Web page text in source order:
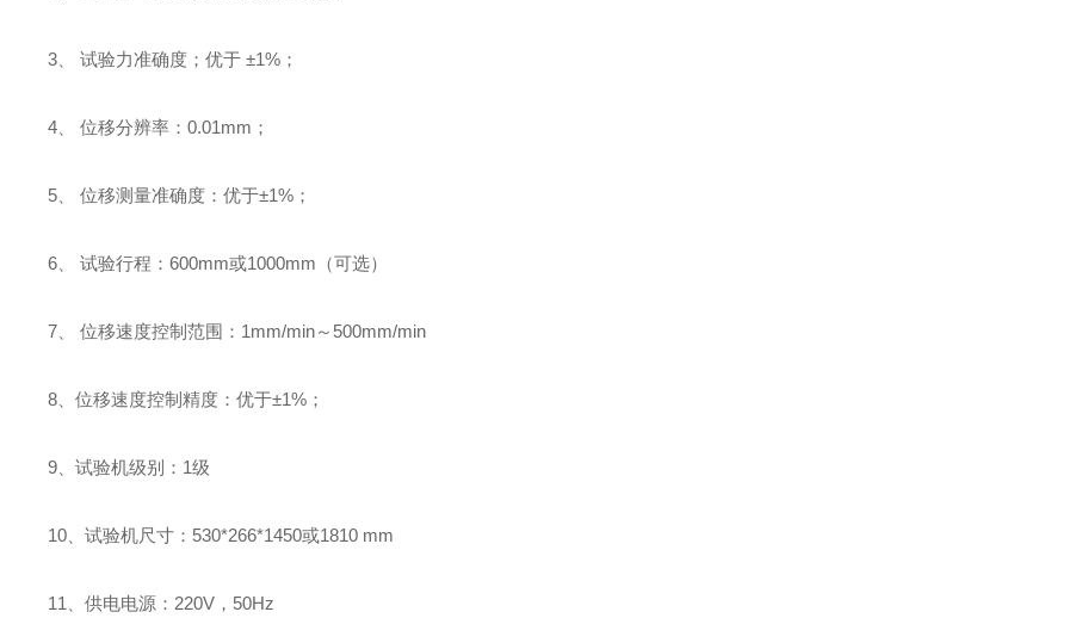
3 试验力准确度；优于 ±1% ；
4 位移分辨率：0.01mm ；
5 位移测量准确度：优于±1% ；
6 试验行程：600mm或1000mm （可选）
7 位移速度控制范围： 1mm/min～ 500mm/min
8 、位移速度控制精度：优于±1% ；
9 、试验机级别： 1级
10 、试验机尺寸： 530*266*1450或1810 mm
11 、供电电源： 220V ， 50Hz